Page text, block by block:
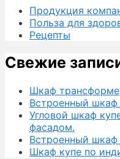
Продукция
Польза для
Рецепты
Свежие
Шкаф
Встроенный шкаф
Угловой шкаф
фасадом.
Встроенный
Шкаф купе по